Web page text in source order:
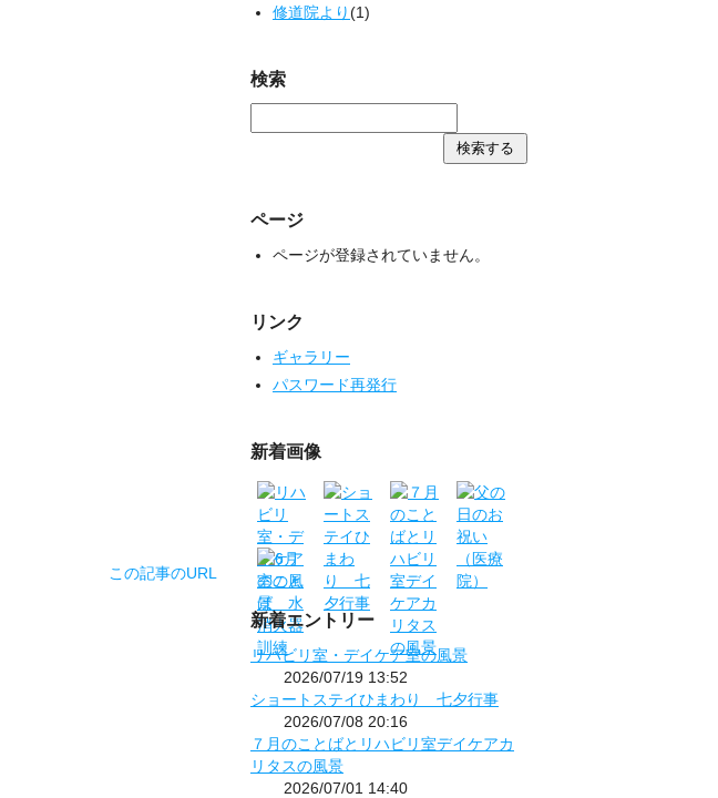
この記事のURL
修道院より(1)
検索
ページ
ページが登録されていません。
リンク
ギャラリー
パスワード再発行
新着画像
新着エントリー
リハビリ室・デイケア室の風景
2026/07/19 13:52
ショートステイひまわり 七夕行事
2026/07/08 20:16
７月のことばとリハビリ室デイケアカ
リタスの風景
2026/07/01 14:40